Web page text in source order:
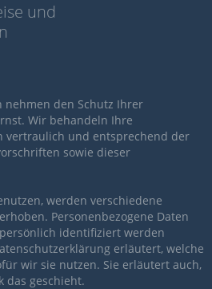
und
nehmen den Schutz Ihrer
Wir behandeln Ihre
vertraulich und entsprechend der
sowie dieser
werden verschiedene
Personenbezogene Daten
identifiziert werden
erläutert, welche
wir sie nutzen. Sie erläutert auch,
das geschieht.